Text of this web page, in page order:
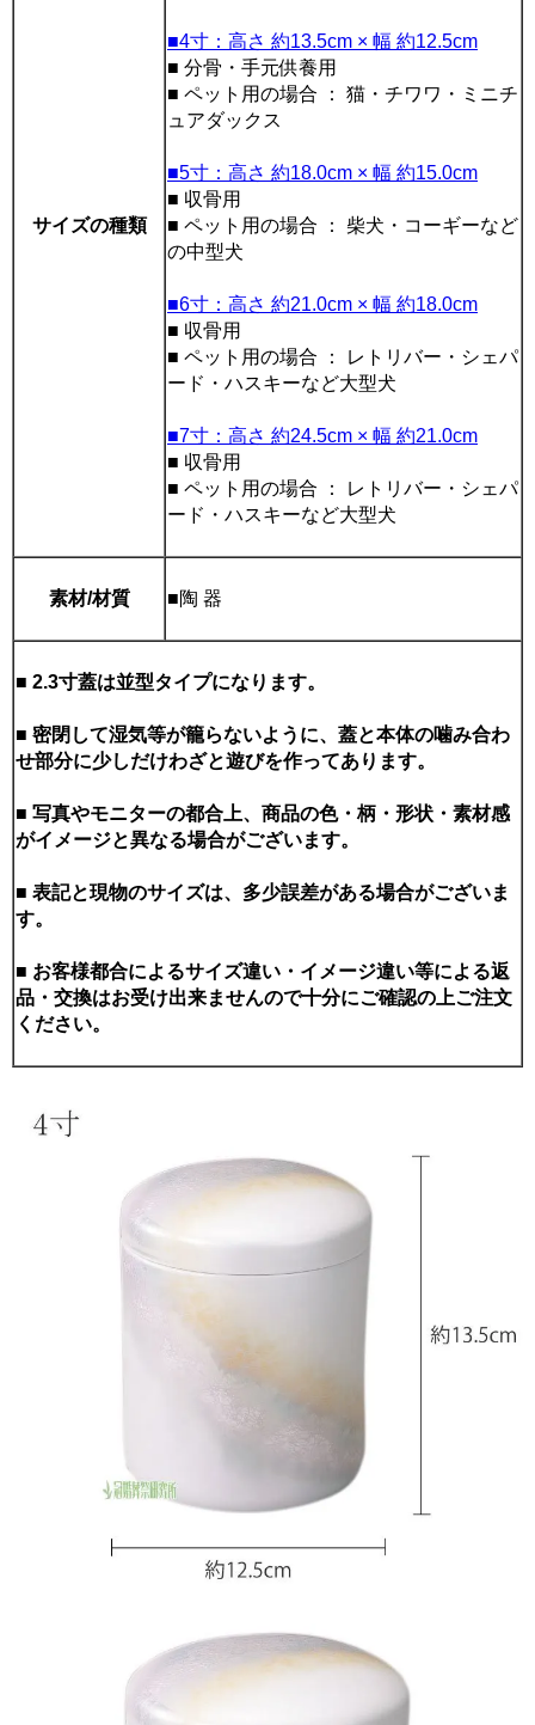
サイズの種類
■4寸：高さ 約13.5cm × 幅 約12.5cm
■ 分骨・手元供養用
■ ペット用の場合 ： 猫・チワワ・ミニチ
ュアダックス
■5寸：高さ 約18.0cm × 幅 約15.0cm
■ 収骨用
■ ペット用の場合 ： 柴犬・コーギーなど
の中型犬
■6寸：高さ 約21.0cm × 幅 約18.0cm
■ 収骨用
■ ペット用の場合 ： レトリバー・シェパ
ード・ハスキーなど大型犬
■7寸：高さ 約24.5cm × 幅 約21.0cm
■ 収骨用
■ ペット用の場合 ： レトリバー・シェパ
ード・ハスキーなど大型犬
素材/材質 ■陶 器
■ 2.3寸蓋は並型タイプになります。
■ 密閉して湿気等が籠らないように、蓋と本体の噛み合わ
せ部分に少しだけわざと遊びを作ってあります。
■ 写真やモニターの都合上、商品の色・柄・形状・素材感
がイメージと異なる場合がございます。
■ 表記と現物のサイズは、多少誤差がある場合がございま
す。
■ お客様都合によるサイズ違い・イメージ違い等による返
品・交換はお受け出来ませんので十分にご確認の上ご注文
ください。